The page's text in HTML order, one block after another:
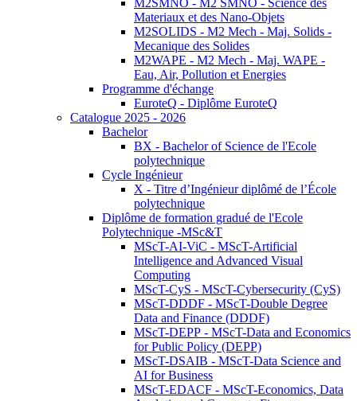
M2SMNO - M2 SMNO - Science des
Materiaux et des Nano-Objets
M2SOLIDS - M2 Mech - Maj. Solids -
Mecanique des Solides
M2WAPE - M2 Mech - Maj. WAPE -
Eau, Air, Pollution et Energies
Programme d'échange
EuroteQ - Diplôme EuroteQ
Catalogue 2025 - 2026
Bachelor
BX - Bachelor of Science de l'Ecole
polytechnique
Cycle Ingénieur
X - Titre d’Ingénieur diplômé de l’École
polytechnique
Diplôme de formation gradué de l'Ecole
Polytechnique -MSc&T
MScT-AI-ViC - MScT-Artificial
Intelligence and Advanced Visual
Computing
MScT-CyS - MScT-Cybersecurity (CyS)
MScT-DDDF - MScT-Double Degree
Data and Finance (DDDF)
MScT-DEPP - MScT-Data and Economics
for Public Policy (DEPP)
MScT-DSAIB - MScT-Data Science and
AI for Business
MScT-EDACF - MScT-Economics, Data